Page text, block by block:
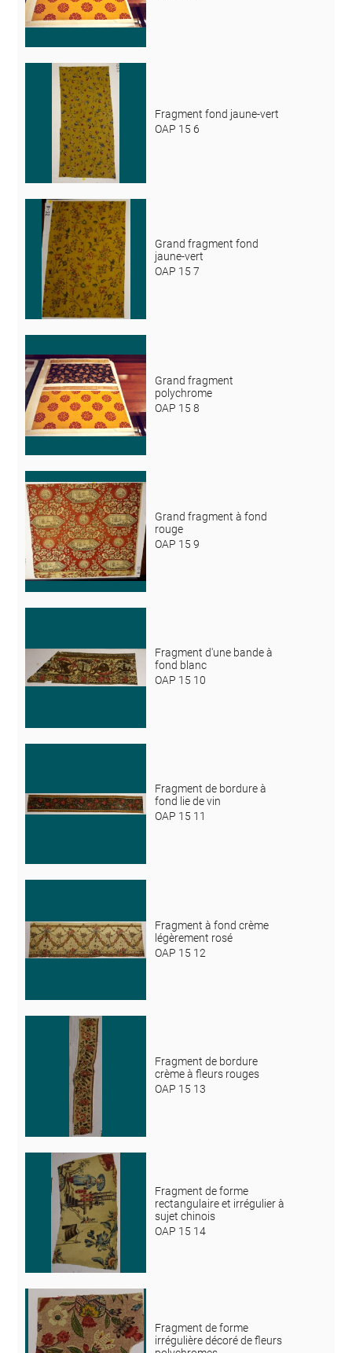
Fragment fond jaune-vert
OAP 15 6
Grand fragment fond
jaune-vert
OAP 15 7
Grand fragment
polychrome
OAP 15 8
Grand fragment à fond
rouge
OAP 15 9
Fragment d'une bande à
fond blanc
OAP 15 10
Fragment de bordure à
fond lie de vin
OAP 15 11
Fragment à fond crème
légèrement rosé
OAP 15 12
Fragment de bordure
crème à fleurs rouges
OAP 15 13
Fragment de forme
rectangulaire et irrégulier à
sujet chinois
OAP 15 14
Fragment de forme
irrégulière décoré de fleurs